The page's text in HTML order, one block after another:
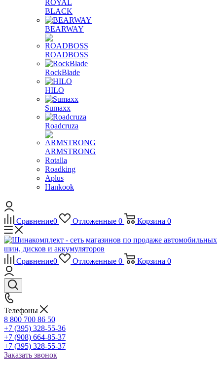
ROYAL
BLACK
BEARWAY
ROADBOSS
RockBlade
HILO
Sumaxx
Roadcruza
ARMSTRONG
Rotalla
Roadking
Aplus
Hankook
Сравнение0 Отложенные 0 Корзина 0
Сравнение0 Отложенные 0 Корзина 0
Телефоны
8 800 700 86 50
+7 (395) 328-55-36
+7 (908) 664-85-37
+7 (395) 328-55-37
Заказать звонок